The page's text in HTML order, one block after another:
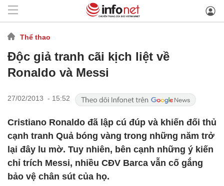
Thể thao
Độc giả tranh cãi kịch liệt về
Ronaldo và Messi
27/02/2013 - 15:52
Cristiano Ronaldo đã lập cú đúp và khiến đối thủ
cạnh tranh Quả bóng vàng trong những năm trở
lại đây lu mờ. Tuy nhiên, bên cạnh những ý kiến
chỉ trích Messi, nhiều CĐV Barca vẫn cố gắng
bảo vệ chân sút của họ.